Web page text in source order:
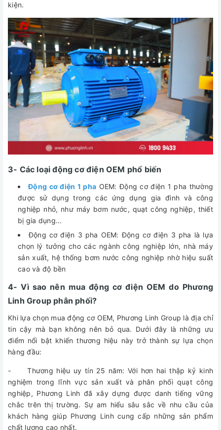
kiện.
3- Các loại động cơ điện OEM phổ biến
Động cơ điện 1 pha OEM: Động cơ điện 1 pha thường
được sử dụng trong các ứng dụng gia đình và công
nghiệp nhỏ, như máy bơm nước, quạt công nghiệp, thiết
bị gia dụng...
Động cơ điện 3 pha OEM: Động cơ điện 3 pha là lựa
chọn lý tưởng cho các ngành công nghiệp lớn, nhà máy
sản xuất, hệ thống bơm nước công nghiệp nhờ hiệu suất
cao và độ bền
4- Vì sao nên mua động cơ điện OEM do Phương
Linh Group phân phối?
Khi lựa chọn mua động cơ OEM, Phương Linh Group là địa chỉ
tin cậy mà bạn không nên bỏ qua. Dưới đây là những ưu
điểm nổi bật khiến thương hiệu này trở thành sự lựa chọn
hàng đầu:
- Thương hiệu uy tín 25 năm: Với hơn hai thập kỷ kinh
nghiệm trong lĩnh vực sản xuất và phân phối quạt công
nghiệp, Phương Linh đã xây dựng được danh tiếng vững
chắc trên thị trường. Sự am hiểu sâu sắc về nhu cầu của
khách hàng giúp Phương Linh cung cấp những sản phẩm
chất lượng cao nhất.